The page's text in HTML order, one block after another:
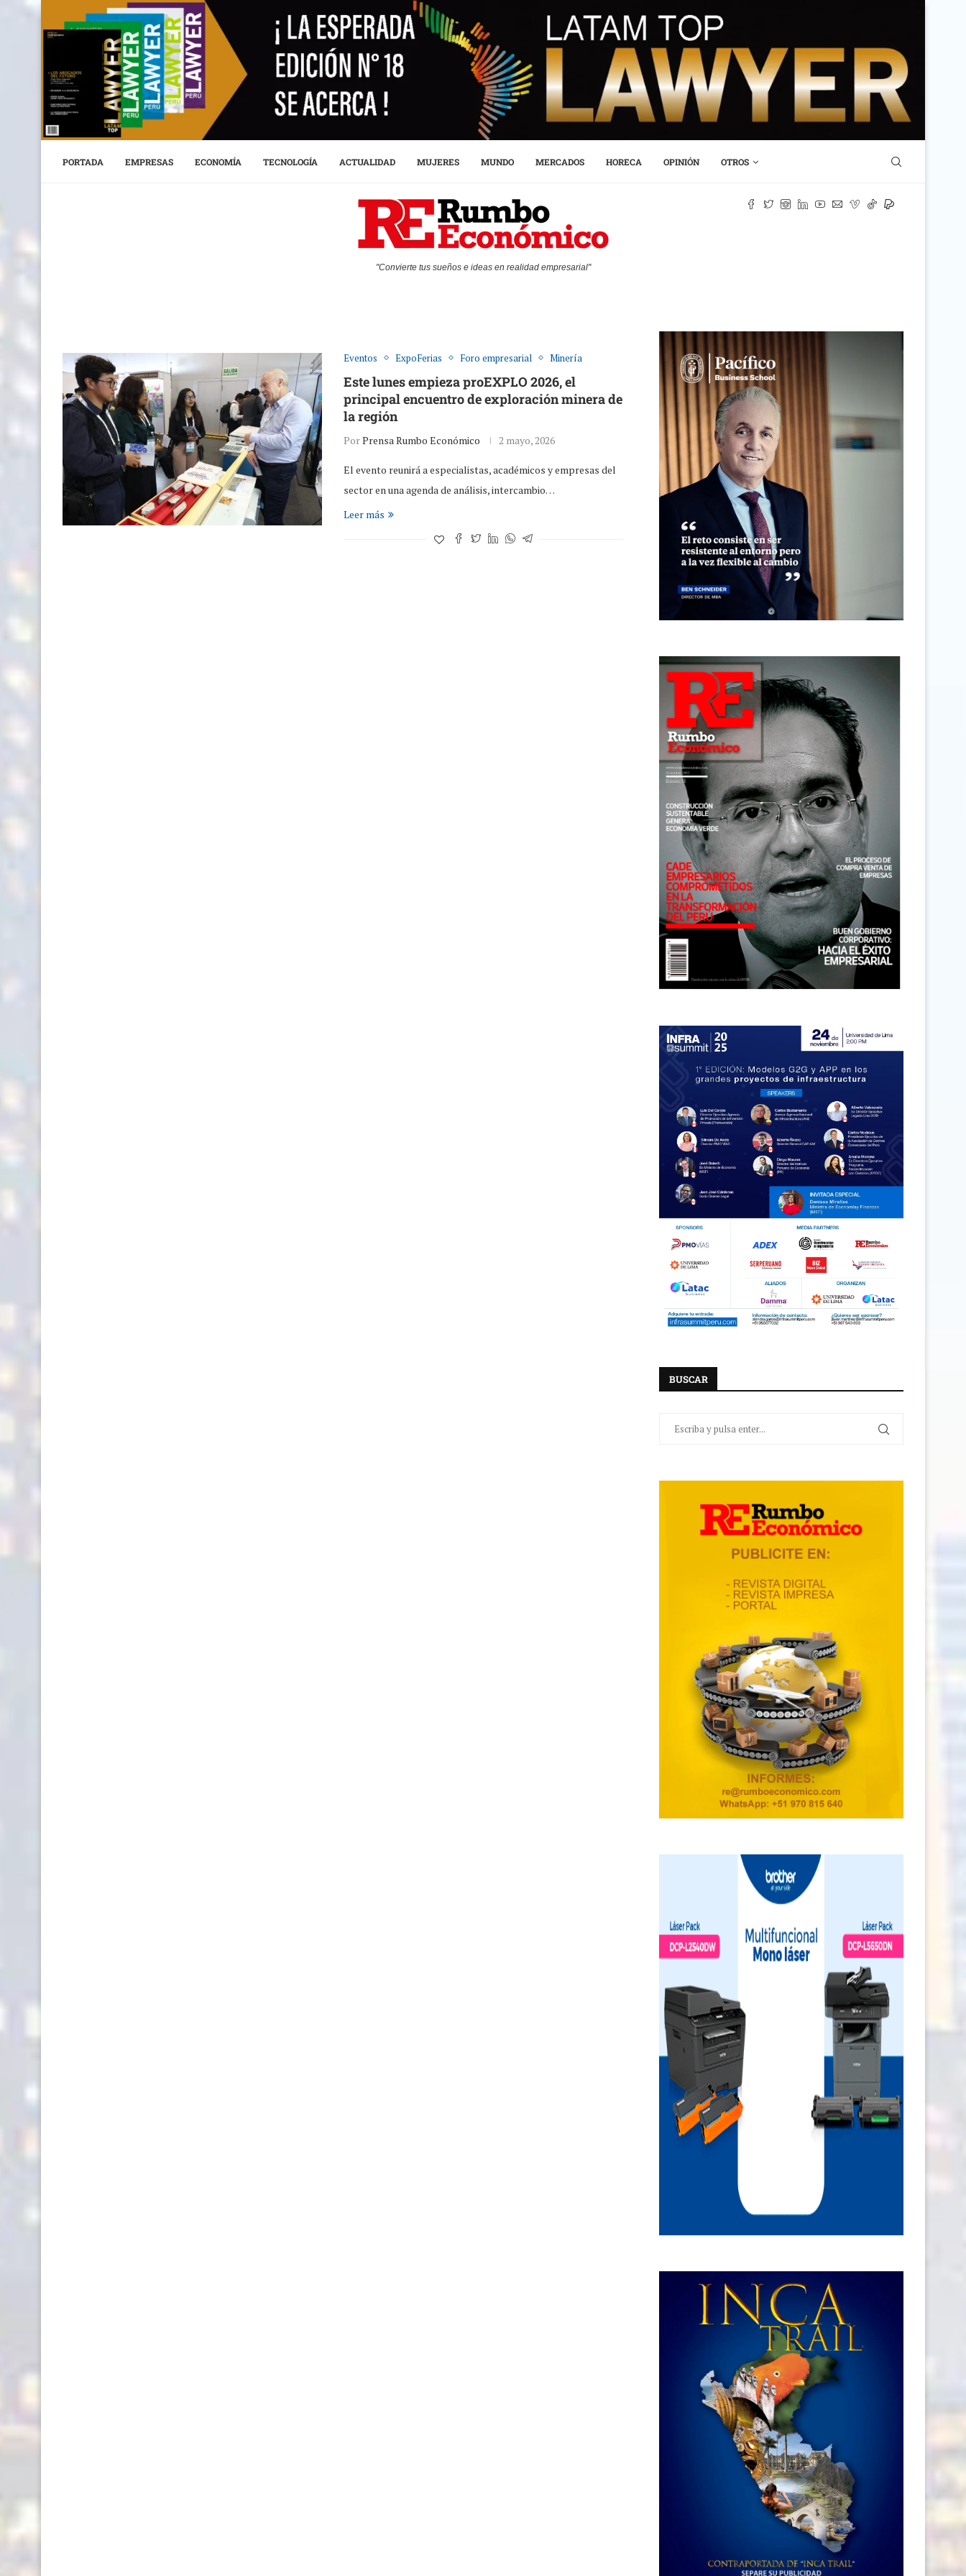
PORTADA EMPRESAS ECONOMÍA TECNOLOGÍA ACTUALIDAD MUJERES MUNDO MERCADOS HORECA OPINIÓN OTROS
"Convierte tus sueños e ideas en realidad empresarial"
Eventos ExpoFerias Foro empresarial Minería
Este lunes empieza proEXPLO 2026, el
principal encuentro de exploración minera de
la región
PorPrensa Rumbo Económico 2 mayo, 2026
El evento reunirá a especialistas, académicos y empresas del
sector en una agenda de análisis, intercambio…
Leer más
BUSCAR